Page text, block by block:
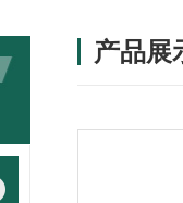
产品展